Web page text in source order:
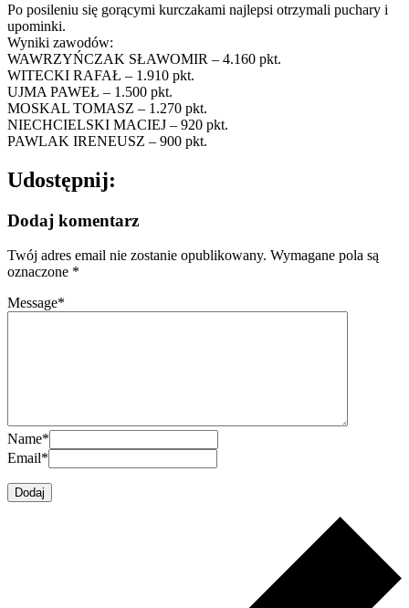
Po posileniu się gorącymi kurczakami najlepsi otrzymali puchary i
upominki.
Wyniki zawodów:
WAWRZYŃCZAK SŁAWOMIR – 4.160 pkt.
WITECKI RAFAŁ – 1.910 pkt.
UJMA PAWEŁ – 1.500 pkt.
MOSKAL TOMASZ – 1.270 pkt.
NIECHCIELSKI MACIEJ – 920 pkt.
PAWLAK IRENEUSZ – 900 pkt.
Udostępnij:
Dodaj komentarz
Twój adres email nie zostanie opublikowany. Wymagane pola są
oznaczone *
Message*
Name*
Email*